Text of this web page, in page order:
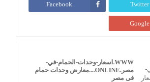
Twitter
Facebook
Google
WWW.اسعار-وحدات-الحمام-في-
مصر.ONLINE....معارض وحدات حمام
فى مصر